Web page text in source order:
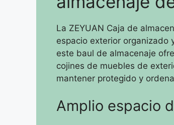
La ZEYUAN Caja de
espacio exterior
este baul de almacenaje
cojines de muebles de
mantener protegido y
Amplio espacio